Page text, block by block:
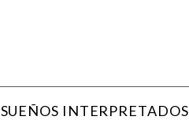
SUEÑOS INTERPRETADOS